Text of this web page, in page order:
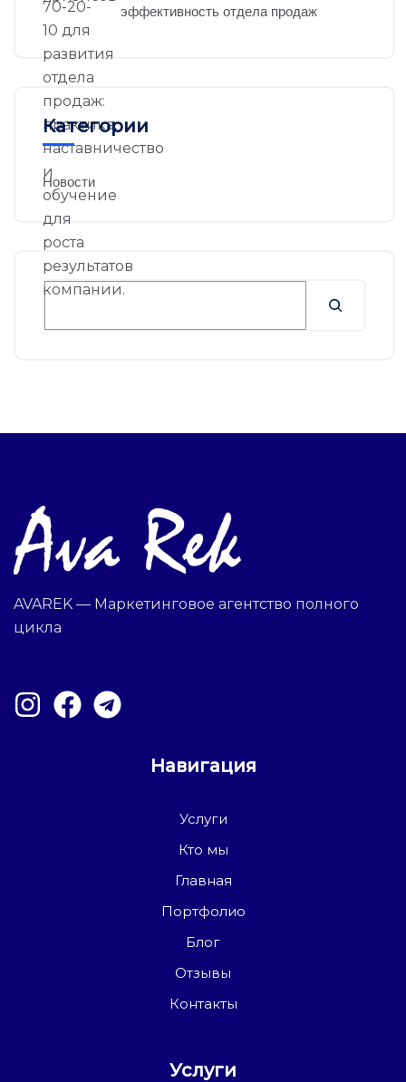
эффективность отдела продаж
Категории
Новости
AVAREK — Маркетинговое агентство полного
цикла
Навигация
Услуги
Кто мы
Главная
Портфолио
Блог
Отзывы
Контакты
Услуги